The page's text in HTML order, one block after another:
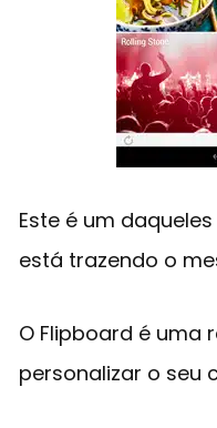
Este é um
está trazendo o
O Flipboard é uma
personalizar o seu